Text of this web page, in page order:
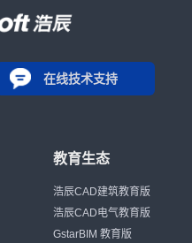
在线技术支持
教育生态
浩辰CAD建筑教育版
浩辰CAD电气教育版
GstarBIM 教育版